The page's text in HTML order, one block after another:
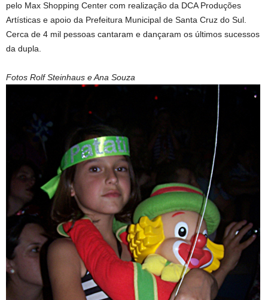
pelo Max Shopping Center com realização da DCA Produções
Artísticas e apoio da Prefeitura Municipal de Santa Cruz do Sul.
Cerca de 4 mil pessoas cantaram e dançaram os últimos sucessos
da dupla.
Fotos Rolf Steinhaus e Ana Souza